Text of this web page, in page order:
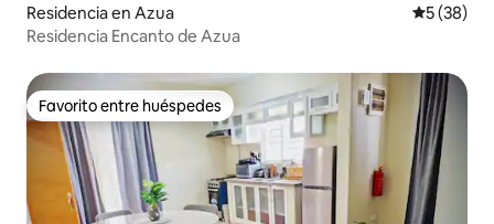
Residencia en Azua
5 (38)
Residencia Encanto de Azua
Favorito entre huéspedes
Favorito entre huéspedes